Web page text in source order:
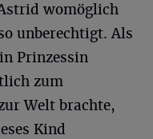
womöglich
unberechtigt. Als
Prinzessin
zum
Welt brachte,
Kind